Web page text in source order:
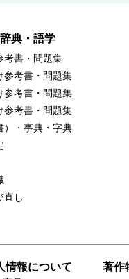
典・語学
考書・問題集
参考書・問題集
参考書・問題集
参考書・問題集
）・事典・字典
直し
情報について 著作